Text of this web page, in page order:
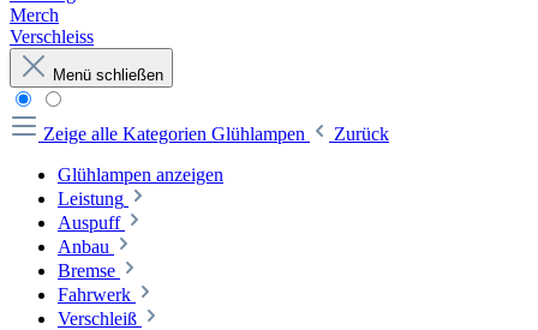
Merch
Verschleiss
Menü schließen
Zeige alle Kategorien Glühlampen
Zurück
Glühlampen anzeigen
Leistung
Auspuff
Anbau
Bremse
Fahrwerk
Verschleiß